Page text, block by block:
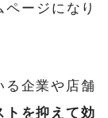
ページになり
る企業や店舗
トを抑えて効